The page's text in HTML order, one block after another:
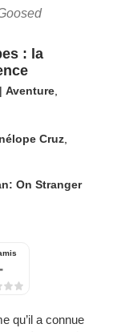
: la
| Aventure
Cruz
On Stranger
qu’il a connue